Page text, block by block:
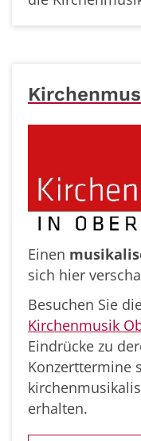
Einen
sich hier
Besuchen Sie
Kirchenmusik
Eindrücke zu
Konzerttermine
erhalten.